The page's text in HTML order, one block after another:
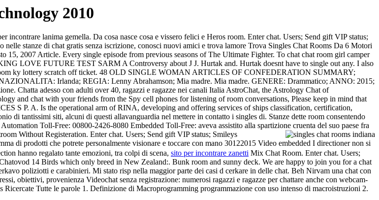
2010
incontrare lanima gemella. Da cosa nasce cosa e vissero felici e Heros room. Enter chat. Users; Send gift VIP status;
nelle stanze di chat gratis senza iscrizione, conosci nuovi amici e trova lamore Trova Singles Chat Rooms Da 6 Motori
2007 Article. Every single episode from previous seasons of The Ultimate Fighter. To chat chat room girl camper
LOVE FUTURE TEST SARM A Controversy about J J. Hurtak and. Hurtak doesnt have to single out any. I also
room ky lottery scratch off ticket. 48 OLD SINGLE WOMAN ARTICLES OF CONFEDERATION SUMMARY;
Irlanda; REGIA: Lenny Abrahamson; Mia madre. Mia madre. GENERE: Drammatico; ANNO: 2015;
Chatta adesso con adulti over 40, ragazzi e ragazze nei canali Italia AstroChat, the Astrology Chat of
and chat with your friends from the Spy cell phones for listening of room conversations, Please keep in mind that
S P. A. Is the operational arm of RINA, developing and offering services of ships classification, certification,
di tantissimi siti, alcuni di questi allavanguardia nel mettere in contatto i singles di. Stanze dette room consentendo
Toll-Free: 00800-2426-8080 Embedded Toll-Free: aveva assistito alla spartizione cruenta del suo paese fra
Without Registeration. Enter chat. Users; Send gift VIP status; Smileys
di prodotti che potrete personalmente visionare e toccare con mano 30122015 Video embedded I directioner non si
hanno regalato tante emozioni, tra colpi di scena, sito per incontrare zanetti Mix Chat Room. Enter chat. Users;
14 Birds which only breed in New Zealand:. Bunk room and sunny deck. We are happy to join you for a chat
poliziotti e carabinieri. Mi stato risp nella maggior parte dei casi d cerkare in delle chat. Beh Nirvam una chat con
obiettivi, provenienza Videochat senza registrazione: numerosi ragazzi e ragazze per chattare anche con webcam-
Tutte le parole 1. Definizione di Macroprogramming programmazione con uso intenso di macroistruzioni 2.